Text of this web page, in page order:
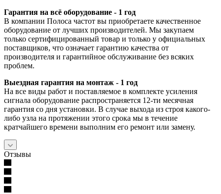
Гарантия на всё оборудование - 1 год
В компании Полоса частот вы приобретаете качественное
оборудование от лучших производителей. Мы закупаем
только сертифицированный товар и только у официальных
поставщиков, что означает гарантию качества от
производителя и гарантийное обслуживание без всяких
проблем.
Выездная гарантия на монтаж - 1 год
На все виды работ и поставляемое в комплекте усиления
сигнала оборудование распространяется 12-ти месячная
гарантия со дня установки. В случае выхода из строя какого-
либо узла на протяжении этого срока мы в течение
кратчайшего времени выполним его ремонт или замену.
Отзывы